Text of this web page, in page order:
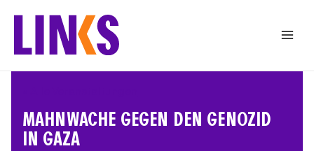
MAHNWACHE GEGEN DEN GENOZID
IN GAZA